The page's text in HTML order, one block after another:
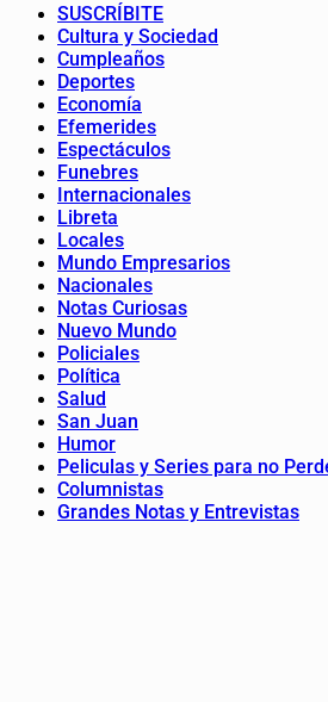
SUSCRÍBITE
Cultura y Sociedad
Cumpleaños
Deportes
Economía
Efemerides
Espectáculos
Funebres
Internacionales
Libreta
Locales
Mundo Empresarios
Nacionales
Notas Curiosas
Nuevo Mundo
Policiales
Política
Salud
San Juan
Humor
Peliculas y Series para no
Columnistas
Grandes Notas y Entrevistas